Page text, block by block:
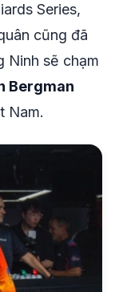
Series,
cũng đã
Ninh sẽ chạm
Bergman
Nam.